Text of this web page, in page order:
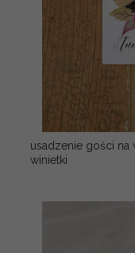
usadzenie gości na
winietki